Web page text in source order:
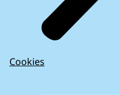
Cookies